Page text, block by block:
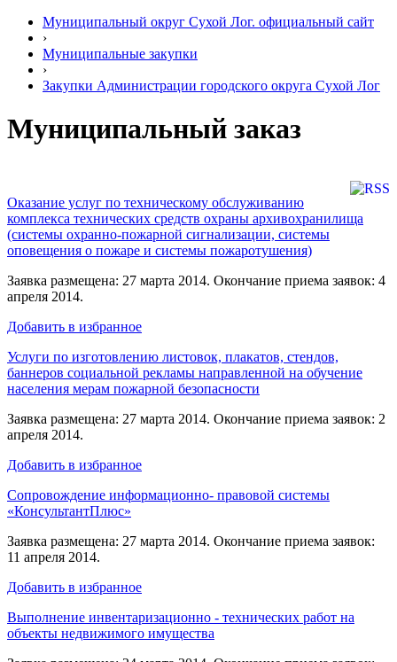
Муниципальный округ Сухой Лог. официальный сайт
›
Муниципальные закупки
›
Закупки Администрации городского округа Сухой Лог
Муниципальный заказ
Оказание услуг по техническому обслуживанию
комплекса технических средств охраны архивохранилища
(системы охранно-пожарной сигнализации, системы
оповещения о пожаре и системы пожаротушения)
Заявка размещена: 27 марта 2014. Окончание приема заявок: 4
апреля 2014.
Добавить в избранное
Услуги по изготовлению листовок, плакатов, стендов,
баннеров социальной рекламы направленной на обучение
населения мерам пожарной безопасности
Заявка размещена: 27 марта 2014. Окончание приема заявок: 2
апреля 2014.
Добавить в избранное
Сопровождение информационно- правовой системы
«КонсультантПлюс»
Заявка размещена: 27 марта 2014. Окончание приема заявок:
11 апреля 2014.
Добавить в избранное
Выполнение инвентаризационно - технических работ на
объекты недвижимого имущества